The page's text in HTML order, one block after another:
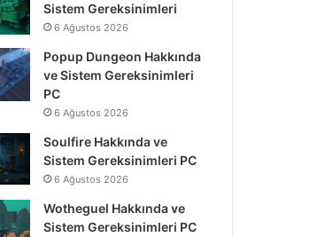
Sistem Gereksinimleri
6 Ağustos 2026
Popup Dungeon Hakkında
ve Sistem Gereksinimleri
PC
6 Ağustos 2026
Soulfire Hakkında ve
Sistem Gereksinimleri PC
6 Ağustos 2026
Wotheguel Hakkında ve
Sistem Gereksinimleri PC